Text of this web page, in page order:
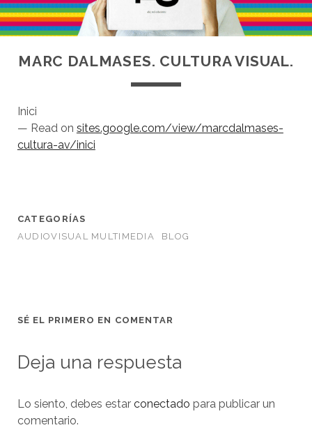
MARC DALMASES. CULTURA VISUAL.
Inici
— Read on sites.google.com/view/marcdalmases-
cultura-av/inici
CATEGORÍAS
AUDIOVISUAL MULTIMEDIA
BLOG
SÉ EL PRIMERO EN COMENTAR
Deja una respuesta
Lo siento, debes estar conectado para publicar un
comentario.